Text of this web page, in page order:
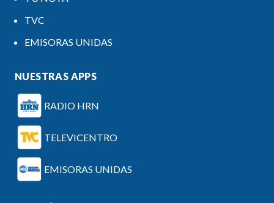
TVC
EMISORAS UNIDAS
NUESTRAS APPS
RADIO HRN
TELEVICENTRO
EMISORAS UNIDAS